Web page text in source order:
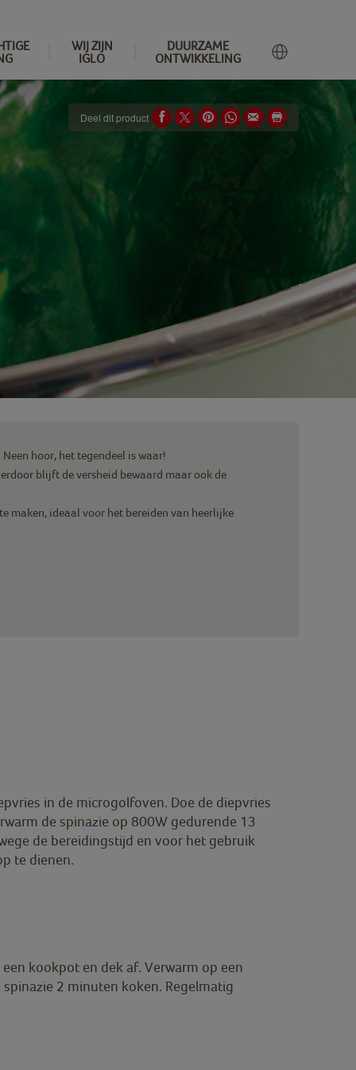
WIJ ZIJN
IGLO
DUURZAME
ONTWIKKELING
Deel dit product
hoor, het tegendeel is waar!
blijft de versheid bewaard maar ook de
maken, ideaal voor het bereiden van heerlijke
in de microgolfoven. Doe de diepvries
de spinazie op 800W gedurende 13
de bereidingstijd en voor het gebruik
te dienen.
kookpot en dek af. Verwarm op een
2 minuten koken. Regelmatig